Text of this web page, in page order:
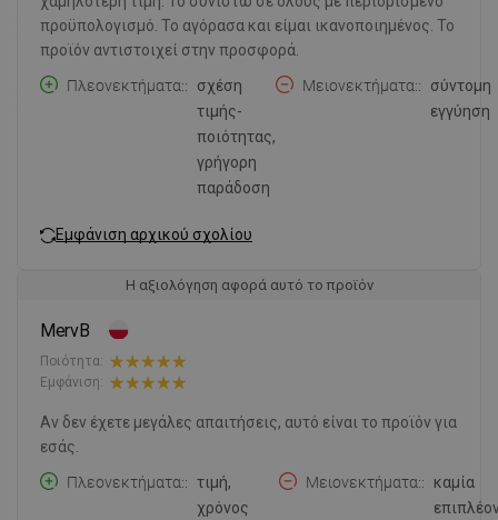
προϋπολογισμό. Το αγόρασα και είμαι ικανοποιημένος. Το
προϊόν αντιστοιχεί στην προσφορά.
Πλεονεκτήματα:
σχέση
τιμής-
ποιότητας,
γρήγορη
παράδοση
Μειονεκτήματα:
σύντομη
εγγύηση
Εμφάνιση αρχικού σχολίου
Η αξιολόγηση αφορά αυτό το προϊόν
MervB
Ποιότητα:
Εμφάνιση:
Αν δεν έχετε μεγάλες απαιτήσεις, αυτό είναι το προϊόν για
εσάς.
Πλεονεκτήματα:
τιμή,
χρόνος
Μειονεκτήματα:
καμία